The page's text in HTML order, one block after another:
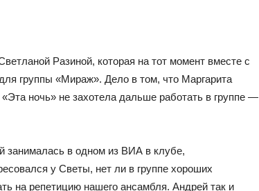
Разиной, которая на тот момент вместе с
группы «Мираж». Дело в том, что Маргарита
ночь» не захотела дальше работать в группе —
занималась в одном из ВИА в клубе,
у Светы, нет ли в группе хороших
на репетицию нашего ансамбля. Андрей так и